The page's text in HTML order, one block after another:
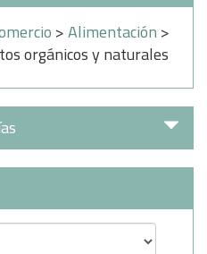
>Alimentación >
orgánicos y naturales